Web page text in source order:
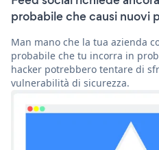
probabile che causi nuovi
Man mano che la tua azienda
probabile che tu incorra in
hacker potrebbero tentare di
vulnerabilità di sicurezza.